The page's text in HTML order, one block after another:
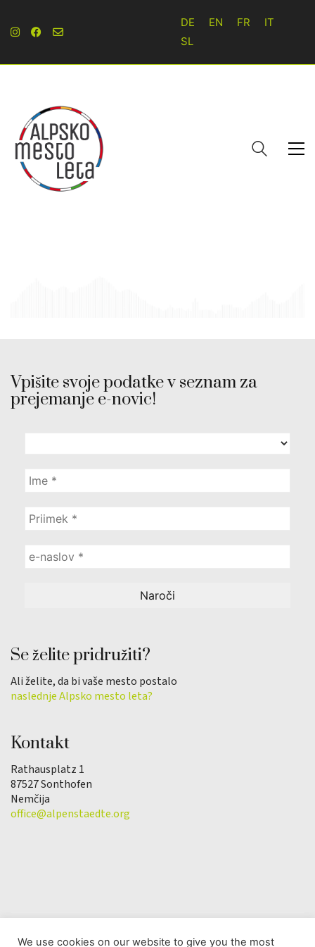
DE EN FR
IT
SL
Vpišite svoje podatke v seznam za
prejemanje e-novic!
Se želite pridružiti?
Ali želite, da bi vaše mesto postalo
naslednje Alpsko mesto leta?
Kontakt
Rathausplatz 1
87527 Sonthofen
Nemčija
office@alpenstaedte.org
We use cookies on our website to give you the most